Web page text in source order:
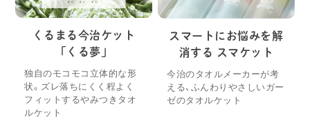
くるまる今治ケット
「くる夢」
独自のモコモコ立体的な形
状。ズレ落ちにくく程よく
フィットするやみつきタオ
ルケット
スマートにお悩みを解
消する スマケット
今治のタオルメーカーが考
える、ふんわりやさしいガー
ゼのタオルケット